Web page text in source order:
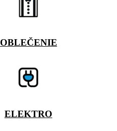
OBLEČENIE
ELEKTRO